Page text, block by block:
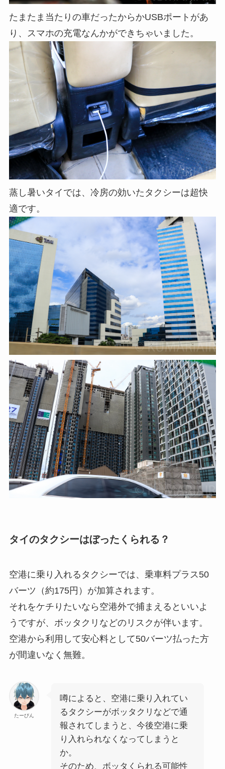
たまたま当たりの車だったからかUSBポートがあ
り、スマホの充電なんかができちゃいました。
蒸し暑いタイでは、冷房の効いたタクシーは超快
適です。
タイのタクシーはぼったくられる？
空港に乗り入れるタクシーでは、乗車料プラス50
バーツ（約175円）が加算されます。
それをケチりたいなら空港外で捕まえるといいよ
うですが、ボッタクリなどのリスクが伴います。
空港から利用して安心料として50バーツ払った方
が間違いなく無難。
たーびん
噂によると、空港に乗り入れてい
るタクシーがボッタクリなどで通
報されてしまうと、今後空港に乗
り入れられなくなってしまうと
か。
そのため、ボッタくられる可能性